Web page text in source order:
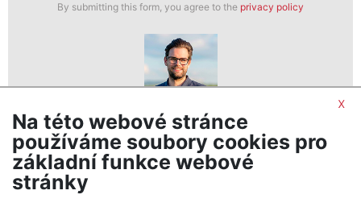
By submitting this form, you agree to the privacy policy
Ondřej Dopirák
realitní makléř
show nr.
x
Na této webové stránce
používáme soubory cookies pro
základní funkce webové
stránky